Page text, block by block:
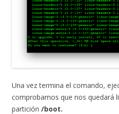
Una vez termina el comando,
comprobamos que nos quedará
partición /boot.